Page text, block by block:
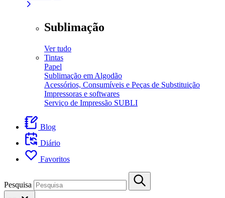
Sublimação
Ver tudo
Tintas
Papel
Sublimação em Algodão
Acessórios, Consumíveis e Peças de Substituição
Impressoras e softwares
Serviço de Impressão SUBLI
Blog
Diário
Favoritos
Pesquisa